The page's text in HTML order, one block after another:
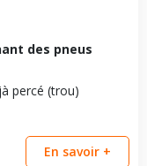
nous
des pneus
percé (trou)
En savoir +